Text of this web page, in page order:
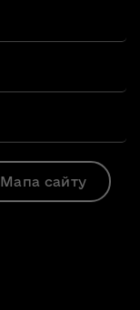
Мапа сайту